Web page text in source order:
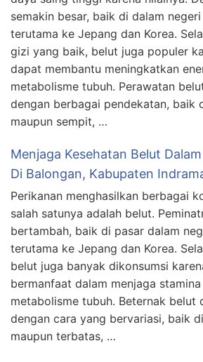
semakin besar, baik di dalam
terutama ke Jepang dan Korea.
gizi yang baik, belut juga populer
dapat membantu meningkatkan
metabolisme tubuh. Perawatan
dengan berbagai pendekatan, baik
maupun sempit, …
Menjaga Kesehatan Belut
Di Balongan, Kabupaten
Perikanan menghasilkan berbagai
salah satunya adalah belut.
bertambah, baik di pasar dalam
terutama ke Jepang dan Korea.
belut juga banyak dikonsumsi
bermanfaat dalam menjaga
metabolisme tubuh. Beternak belut
dengan cara yang bervariasi, baik
maupun terbatas, …